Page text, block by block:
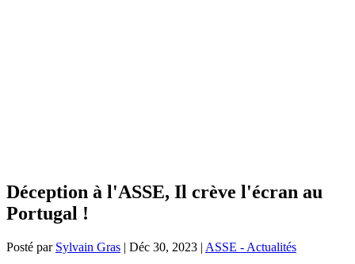
Déception à l'ASSE, Il crève l'écran au
Portugal !
Posté par Sylvain Gras | Déc 30, 2023 | ASSE - Actualités